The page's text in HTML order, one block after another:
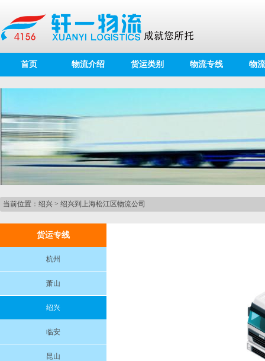
首页 物流介绍 货运类别 物流专线 物
当前位置： 绍兴 > 绍兴到上海松江区物流公司
货运专线
杭州
萧山
绍兴
临安
昆山